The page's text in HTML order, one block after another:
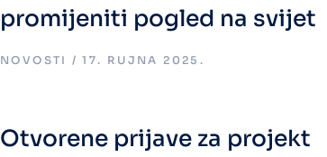
promijeniti pogled na svijet
NOVOSTI 17. RUJNA 2025.
Otvorene prijave za projekt